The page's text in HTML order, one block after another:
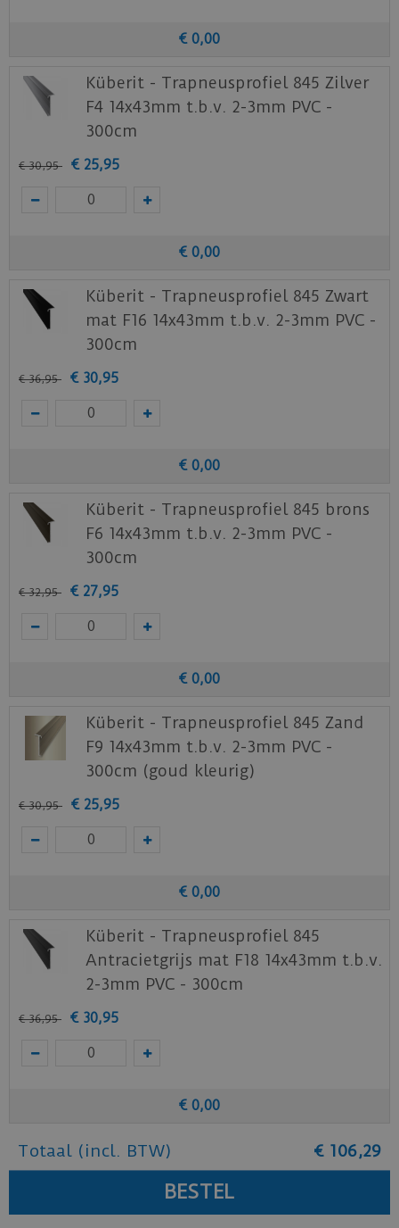
€ 0,00
Küberit - Trapneusprofiel 845 Zilver
F4 14x43mm t.b.v. 2-3mm PVC -
300cm
€ 30,95 € 25,95
€ 0,00
Küberit - Trapneusprofiel 845 Zwart
mat F16 14x43mm t.b.v. 2-3mm PVC -
300cm
€ 36,95 € 30,95
€ 0,00
Küberit - Trapneusprofiel 845 brons
F6 14x43mm t.b.v. 2-3mm PVC -
300cm
€ 32,95 € 27,95
€ 0,00
Küberit - Trapneusprofiel 845 Zand
F9 14x43mm t.b.v. 2-3mm PVC -
300cm (goud kleurig)
€ 30,95 € 25,95
€ 0,00
Küberit - Trapneusprofiel 845
Antracietgrijs mat F18 14x43mm t.b.v.
2-3mm PVC - 300cm
€ 36,95 € 30,95
€ 0,00
Totaal (incl. BTW) € 106,29